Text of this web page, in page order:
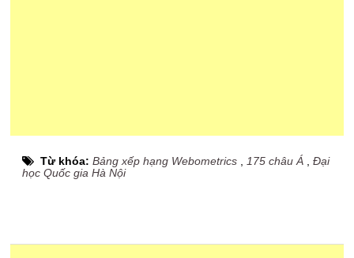
Từ khóa:Bảng xếp hạng Webometrics 175 châu Á ,Đại
học Quốc gia Hà Nội